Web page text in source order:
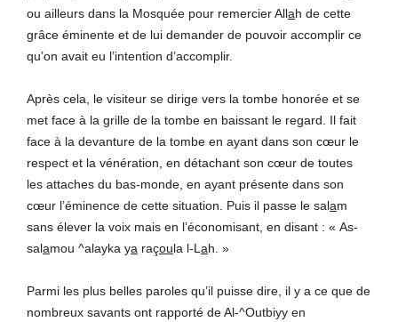
ou ailleurs dans la Mosquée pour remercier Allah de cette
grâce éminente et de lui demander de pouvoir accomplir ce
qu’on avait eu l’intention d’accomplir.
Après cela, le visiteur se dirige vers la tombe honorée et se
met face à la grille de la tombe en baissant le regard. Il fait
face à la devanture de la tombe en ayant dans son cœur le
respect et la vénération, en détachant son cœur de toutes
les attaches du bas-monde, en ayant présente dans son
cœur l’éminence de cette situation. Puis il passe le salam
sans élever la voix mais en l’économisant, en disant : « As-
salamou ^alayka ya raçoula l-L ah. »
Parmi les plus belles paroles qu’il puisse dire, il y a ce que de
nombreux savants ont rapporté de Al-^Outbiyy en